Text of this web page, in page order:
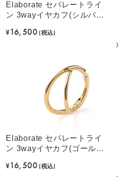
Elaborate セパレートライ
ン 3wayイヤカフ(シルバー
¥ 16,500(税込)
Elaborate セパレートライ
ン 3wayイヤカフ(ゴールド
¥ 16,500(税込)